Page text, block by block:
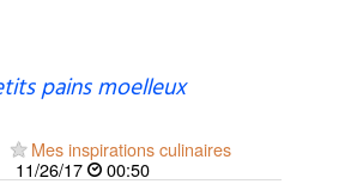
pains moelleux
Mes inspirations culinaires
11/26/17
00:50